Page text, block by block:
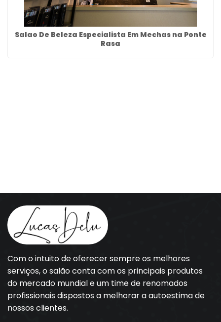
Salao De Beleza Especialista Em Mechas na Ponte
Rasa
Com o intuito de oferecer sempre os melhores
serviços, o salão conta com os principais produtos
do mercado mundial e um time de renomados
profissionais dispostos a melhorar a autoestima de
nossos clientes.